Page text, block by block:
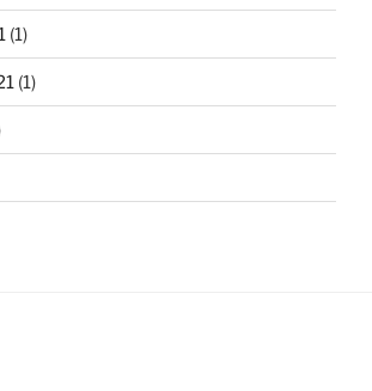
(1)
(1)